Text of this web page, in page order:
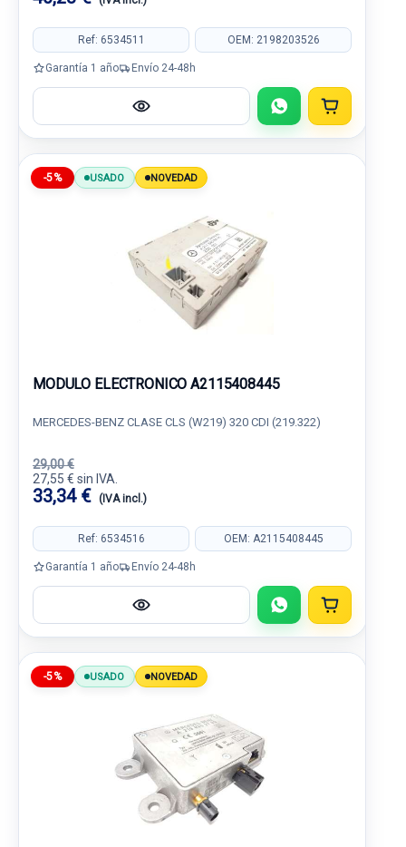
Ref: 6534511 OEM: 2198203526
Garantía 1 año Envío 24-48h
-5% USADO NOVEDAD
MODULO ELECTRONICO A2115408445
MERCEDES-BENZ CLASE CLS (W219) 320 CDI (219.322)
29,00 €
27,55 € sin IVA.
33,34 € (IVA incl.)
Ref: 6534516 OEM: A2115408445
Garantía 1 año Envío 24-48h
-5% USADO NOVEDAD